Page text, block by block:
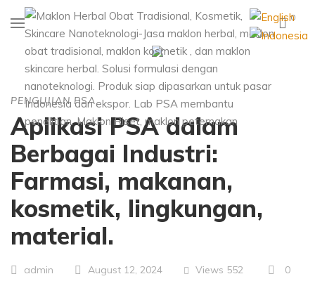
0
PENGUJIAN PSA
Aplikasi PSA dalam
Berbagai Industri:
Farmasi, makanan,
kosmetik, lingkungan,
material.
admin August 12, 2024 Views 552 0